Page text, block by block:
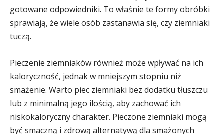
gotowane odpowiedniki. To właśnie te formy obróbki
sprawiają, że wiele osób zastanawia się, czy ziemniaki
tuczą.
Pieczenie ziemniaków również może wpływać na ich
kaloryczność, jednak w mniejszym stopniu niż
smażenie. Warto piec ziemniaki bez dodatku tłuszczu
lub z minimalną jego ilością, aby zachować ich
niskokaloryczny charakter. Pieczone ziemniaki mogą
być smaczną i zdrową alternatywą dla smażonych